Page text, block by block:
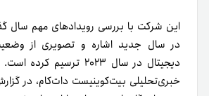
این شرکت با بررسی رویدادهای مهم سال
در سال جدید اشاره و تصویری از
دیجیتال در سال ۲۰۲۳
خبری‌تحلیلی ‌بیت‌‌کوینیست دات‌کام، در